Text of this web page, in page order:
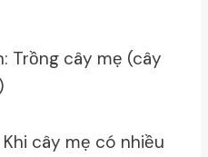
Trồng cây mẹ (cây
cây mẹ có nhiều